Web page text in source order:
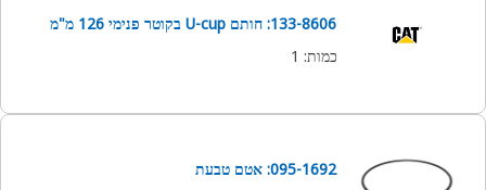
133-8606: חותם U-cup בקוטר פנימי 126 מ"מ
כמות:
1
095-1692: אטם טבעת